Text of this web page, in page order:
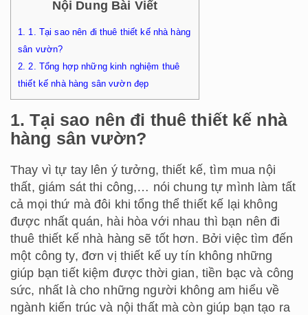
Nội Dung Bài Viết
1.
1. Tại sao nên đi thuê thiết kế nhà hàng
sân vườn?
2. 2. Tổng hợp những kinh nghiệm thuê
thiết kế nhà hàng sân vườn đẹp
1. Tại sao nên đi thuê thiết kế nhà
hàng sân vườn?
Thay vì tự tay lên ý tưởng, thiết kế, tìm mua nội
thất, giám sát thi công,… nói chung tự mình làm tất
cả mọi thứ mà đôi khi tổng thể thiết kế lại không
được nhất quán, hài hòa với nhau thì bạn nên đi
thuê thiết kế nhà hàng sẽ tốt hơn. Bởi việc tìm đến
một công ty, đơn vị thiết kế uy tín không những
giúp bạn tiết kiệm được thời gian, tiền bạc và công
sức, nhất là cho những người không am hiểu về
ngành kiến trúc và nội thất mà còn giúp bạn tạo ra